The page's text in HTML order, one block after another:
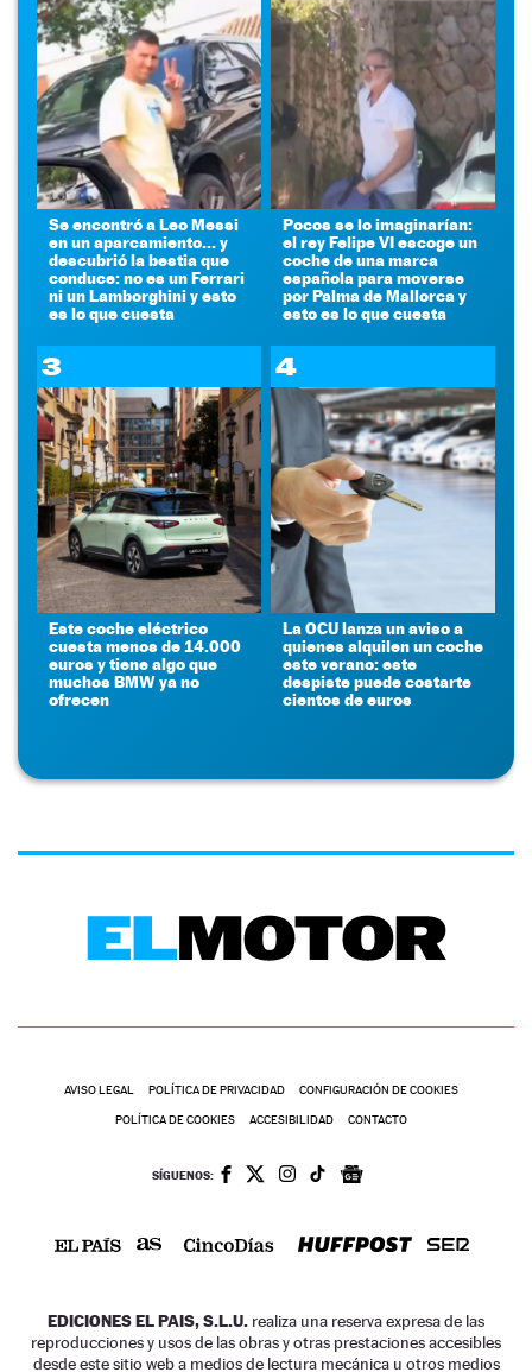
Se encontró a Leo Messi
en un aparcamiento... y
descubrió la bestia que
conduce: no es un Ferrari
ni un Lamborghini y esto
es lo que cuesta
Pocos se lo imaginarían:
el rey Felipe VI escoge un
coche de una marca
española para moverse
por Palma de Mallorca y
esto es lo que cuesta
3
Este coche eléctrico
cuesta menos de 14.000
euros y tiene algo que
muchos BMW ya no
ofrecen
4
La OCU lanza un aviso a
quienes alquilen un coche
este verano: este
despiste puede costarte
cientos de euros
AVISO LEGAL POLÍTICA DE PRIVACIDAD CONFIGURACIÓN DE COOKIES
POLÍTICA DE COOKIES ACCESIBILIDAD CONTACTO
SÍGUENOS:
EDICIONES EL PAIS, S.L.U. realiza una reserva expresa de las
reproducciones y usos de las obras y otras prestaciones accesibles
desde este sitio web a medios de lectura mecánica u otros medios